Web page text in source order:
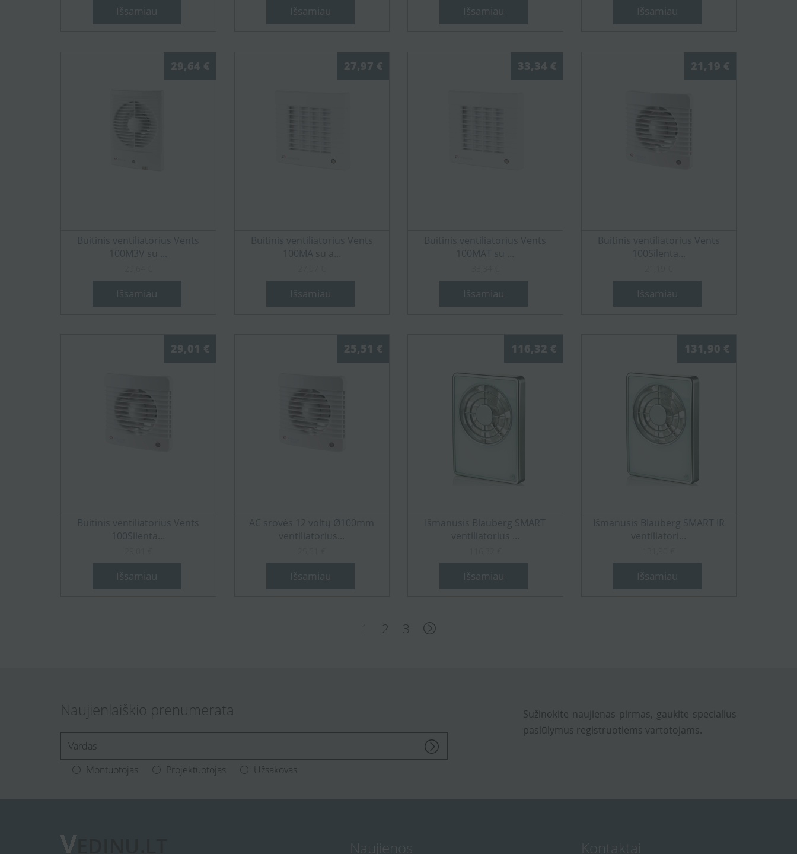
Išsamiau Išsamiau Išsamiau Išsamiau
29,64 €
Buitinis ventiliatorius Vents
100M3V su ...
Išsamiau
27,97 €
Buitinis ventiliatorius Vents
100MA su a...
Išsamiau
33,34 €
Buitinis ventiliatorius Vents
100MAT su ...
Išsamiau
21,19 €
Buitinis ventiliatorius Vents
100Silenta...
Išsamiau
29,01 €
Buitinis ventiliatorius Vents
100Silenta...
Išsamiau
25,51 €
AC srovės 12 voltų Ø100mm
ventiliatorius...
Išsamiau
116,32 €
Išmanusis Blauberg SMART
ventiliatorius ...
Išsamiau
131,90 €
Išmanusis Blauberg SMART IR
ventiliatori...
Išsamiau
1 2 3
Naujienlaiškio prenumerata
Montuotojas Projektuotojas Užsakovas
Sužinokite naujienas pirmas, gaukite specialius
pasiūlymus registruotiems vartotojams.
Naujienos Kontaktai